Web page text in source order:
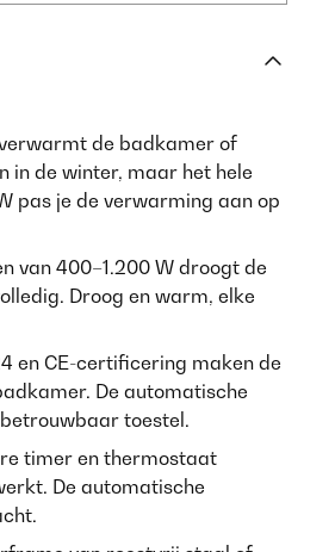
de badkamer of
in de winter, maar het hele
pas je de verwarming aan op
van 400–1.200 W droogt de
Droog en warm, elke
en CE-certificering maken de
De automatische
toestel.
timer en thermostaat
De automatische